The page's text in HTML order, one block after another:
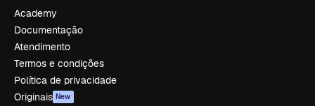
Academy
Documentação
Atendimento
Termos e condições
Política de privacidade
Originais New